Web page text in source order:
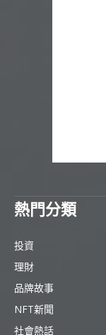
熱門分類
投資
理財
品牌故事
NFT新聞
社會熱話